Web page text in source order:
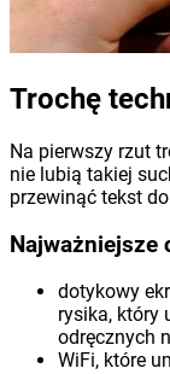
Trochę
Na pierwszy rzut
nie lubią takiej
przewinąć tekst
Najważniejsze
dotykowy
rysika, który
odręcznych
WiFi, które